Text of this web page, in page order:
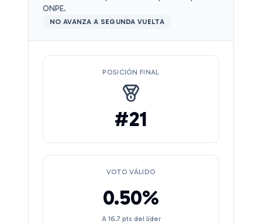
ONPE.
NO AVANZA A SEGUNDA VUELTA
POSICIÓN FINAL
#21
VOTO VÁLIDO
0.50%
A 16.7 pts del líder